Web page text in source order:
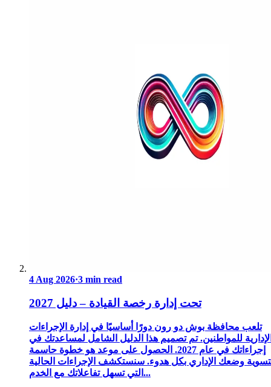
4 Aug 2026·3 min read
تحت إدارة رخصة القيادة – دليل 2027
تلعب محافظة بوش دو رون دورًا أساسيًا في إدارة الإجراءات
للمواطنين. تم تصميم هذا الدليل الشامل لمساعدتك في
إجراءاتك في عام 2027. الحصول على موعد هو خطوة حاسمة
وضعك الإداري بكل هدوء. سنستكشف الإجراءات الحالية
التي تسهل تفاعلاتك مع الخدم...